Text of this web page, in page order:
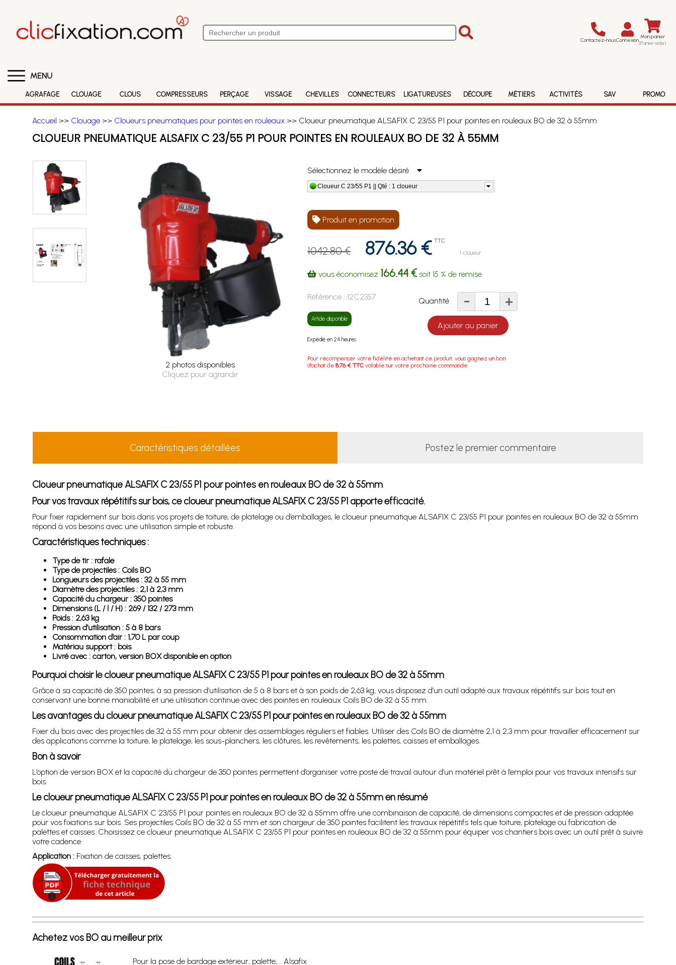
Contactez-nousConnexion Mon panier
(Panier vide)
MENU
AGRAFAGE CLOUAGE CLOUS COMPRESSEURS PERÇAGE VISSAGE CHEVILLES CONNECTEURS LIGATUREUSES DÉCOUPE MÉTIERS ACTIVITÉS SAV PROMO
Accueil >> Clouage>> Cloueurs pneumatiques pour pointes en rouleaux>> Cloueur pneumatique ALSAFIX C 23/55 P1 pour pointes en rouleaux BO de 32 à 55mm
CLOUEUR PNEUMATIQUE ALSAFIX C 23/55 P1 POUR POINTES EN ROULEAUX BO DE 32 À 55MM
2 photos disponibles
Cliquez pour agrandir
Sélectionnez le modèle désiré
Cloueur C 23/55 P1 || Qté : 1 cloueur
Produit en promotion
1042.80 € 876.36 € TTC
1 cloueur
vous économisez 166.44 €soit 15 % de remise
Référence : 12C2357
Article disponible
Expédié en 24 heures
Quantité - +
Ajouter au panier
Pour récompenser votre fidélité en achetant ce produit, vous gagnez un bon
d'achat de8.76 € TTC valable sur votre prochaine commande.
Caractéristiques détaillées Postez le premier commentaire
Cloueur pneumatique ALSAFIX C 23/55 P1 pour pointes en rouleaux BO de 32 à 55mm
Pour vos travaux répétitifs sur bois, ce cloueur pneumatique ALSAFIX C 23/55 P1 apporte efficacité.
Pour fixer rapidement sur bois dans vos projets de toiture, de platelage ou d’emballages, le cloueur pneumatique ALSAFIX C 23/55 P1 pour pointes en rouleaux BO de 32 à 55mm
répond à vos besoins avec une utilisation simple et robuste.
Caractéristiques techniques :
Type de tir : rafale
Type de projectiles : Coils BO
Longueurs des projectiles : 32 à 55 mm
Diamètre des projectiles : 2,1 à 2,3 mm
Capacité du chargeur : 350 pointes
Dimensions (L / l / H) : 269 / 132 / 273 mm
Poids : 2,63 kg
Pression d’utilisation : 5 à 8 bars
Consommation d’air : 1,70 L par coup
Matériau support : bois
Livré avec : carton, version BOX disponible en option
Pourquoi choisir le cloueur pneumatique ALSAFIX C 23/55 P1 pour pointes en rouleaux BO de 32 à 55mm
Grâce à sa capacité de 350 pointes, à sa pression d’utilisation de 5 à 8 bars et à son poids de 2,63 kg, vous disposez d’un outil adapté aux travaux répétitifs sur bois tout en
conservant une bonne maniabilité et une utilisation continue avec des pointes en rouleaux Coils BO de 32 à 55 mm.
Les avantages du cloueur pneumatique ALSAFIX C 23/55 P1 pour pointes en rouleaux BO de 32 à 55mm
Fixer du bois avec des projectiles de 32 à 55 mm pour obtenir des assemblages réguliers et fiables. Utiliser des Coils BO de diamètre 2,1 à 2,3 mm pour travailler efficacement sur
des applications comme la toiture, le platelage, les sous-planchers, les clôtures, les revêtements, les palettes, caisses et emballages.
Bon à savoir
L’option de version BOX et la capacité du chargeur de 350 pointes permettent d’organiser votre poste de travail autour d’un matériel prêt à l’emploi pour vos travaux intensifs sur
bois.
Le cloueur pneumatique ALSAFIX C 23/55 P1 pour pointes en rouleaux BO de 32 à 55mm en résumé
Le cloueur pneumatique ALSAFIX C 23/55 P1 pour pointes en rouleaux BO de 32 à 55mm offre une combinaison de capacité, de dimensions compactes et de pression adaptée
pour vos fixations sur bois. Ses projectiles Coils BO de 32 à 55 mm et son chargeur de 350 pointes facilitent les travaux répétitifs tels que toiture, platelage ou fabrication de
palettes et caisses. Choisissez ce cloueur pneumatique ALSAFIX C 23/55 P1 pour pointes en rouleaux BO de 32 à 55mm pour équiper vos chantiers bois avec un outil prêt à suivre
votre cadence.
Application :Fixation de caisses, palettes.
Achetez vos BO au meilleur prix
Pour la pose de bardage extérieur, palette,... Alsafix